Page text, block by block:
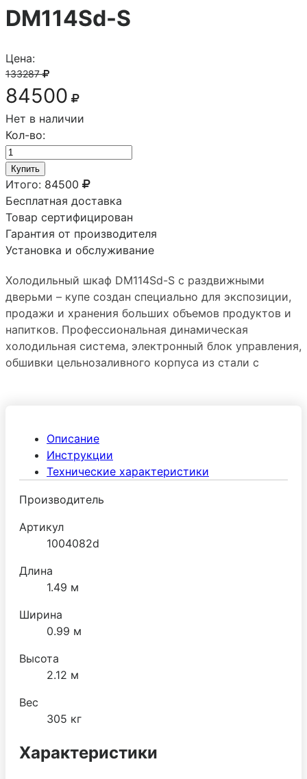
DM114Sd-S
Цена:
133287
84500
Нет в наличии
Кол-во:
Купить
Итого: 84500
Бесплатная доставка
Товар сертифицирован
Гарантия от производителя
Установка и обслуживание
Холодильный шкаф DM114Sd-S с раздвижными
дверьми – купе создан специально для экспозиции,
продажи и хранения больших объемов продуктов и
напитков. Профессиональная динамическая
холодильная система, электронный блок управления,
обшивки цельнозаливного корпуса из стали с
Описание
Инструкции
Технические характеристики
Производитель
Артикул
1004082d
Длина
1.49 м
Ширина
0.99 м
Высота
2.12 м
Вес
305 кг
Характеристики